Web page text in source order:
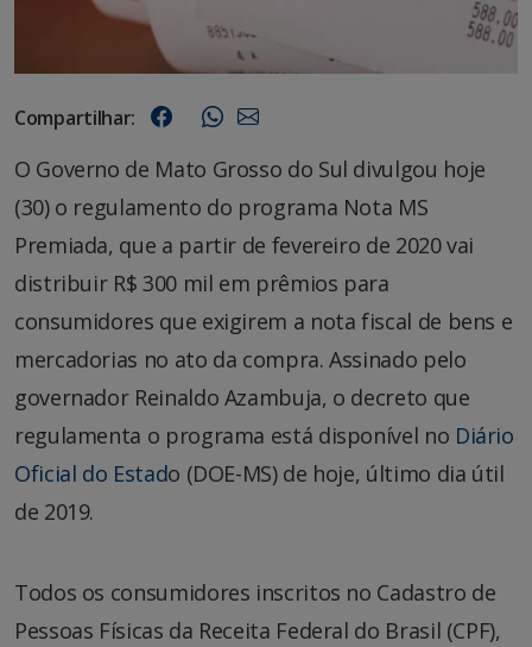
Compartilhar:
O Governo de Mato Grosso do Sul divulgou hoje
(30) o regulamento do programa Nota MS
Premiada, que a partir de fevereiro de 2020 vai
distribuir R$ 300 mil em prêmios para
consumidores que exigirem a nota fiscal de bens e
mercadorias no ato da compra. Assinado pelo
governador Reinaldo Azambuja, o decreto que
regulamenta o programa está disponível no Diário
Oficial do Estado (DOE-MS) de hoje, último dia útil
de 2019.
Todos os consumidores inscritos no Cadastro de
Pessoas Físicas da Receita Federal do Brasil (CPF),